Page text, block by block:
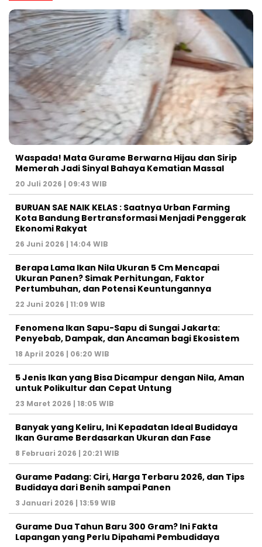
Waspada! Mata Gurame Berwarna Hijau dan Sirip
Memerah Jadi Sinyal Bahaya Kematian Massal
20 Juli 2026 | 09:43 WIB
BURUAN SAE NAIK KELAS : Saatnya Urban Farming
Kota Bandung Bertransformasi Menjadi Penggerak
Ekonomi Rakyat
26 Juni 2026 | 14:04 WIB
Berapa Lama Ikan Nila Ukuran 5 Cm Mencapai
Ukuran Panen? Simak Perhitungan, Faktor
Pertumbuhan, dan Potensi Keuntungannya
22 Juni 2026 | 11:09 WIB
Fenomena Ikan Sapu-Sapu di Sungai Jakarta:
Penyebab, Dampak, dan Ancaman bagi Ekosistem
18 April 2026 | 06:20 WIB
5 Jenis Ikan yang Bisa Dicampur dengan Nila, Aman
untuk Polikultur dan Cepat Untung
23 Maret 2026 | 18:05 WIB
Banyak yang Keliru, Ini Kepadatan Ideal Budidaya
Ikan Gurame Berdasarkan Ukuran dan Fase
8 Februari 2026 | 20:21 WIB
Gurame Padang: Ciri, Harga Terbaru 2026, dan Tips
Budidaya dari Benih sampai Panen
3 Januari 2026 | 13:59 WIB
Gurame Dua Tahun Baru 300 Gram? Ini Fakta
Lapangan yang Perlu Dipahami Pembudidaya